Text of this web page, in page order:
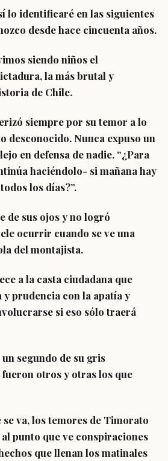
lo identificaré en las siguientes
desde hace cincuenta años.
siendo niños el
la más brutal y
de Chile.
siempre por su temor a lo
desconocido. Nunca expuso un
en defensa de nadie. “¿Para
haciéndolo- si mañana hay
los días?”.
de sus ojos y no logró
ocurrir cuando se ve una
del montajista.
a la casta ciudadana que
y prudencia con la apatía y
si eso sólo traerá
segundo de su gris
otros y otras los que
se va, los temores de Timorato
punto que ve conspiraciones
que llenan los matinales